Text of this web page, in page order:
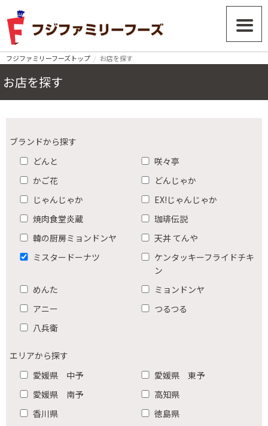
フジファミリーフーズトップ お店を探す
お店を探す
ブランドから探す
どんと
咲々亭
かご花
どんじゃか
じゃんじゃか
EX!じゃんじゃか
焼肉食堂炎蔵
珈琲伝説
韓の厨房ミョンドンヤ
天丼 てんや
ミスタードーナツ
ケンタッキーフライドチキ
ン
めんた
ミョンドンヤ
アニー
つるつる
八兵衛
エリアから探す
愛媛県 中予
愛媛県 東予
愛媛県 南予
高知県
香川県
徳島県